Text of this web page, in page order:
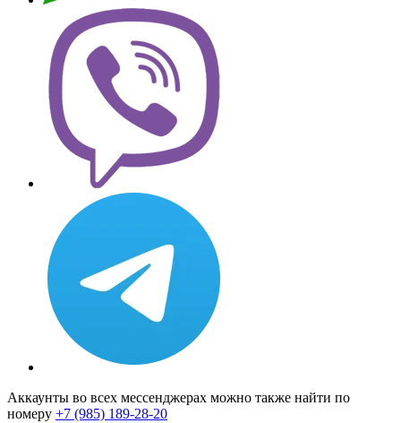
Аккаунты во всех мессенджерах можно также найти по
номеру +7 (985) 189-28-20